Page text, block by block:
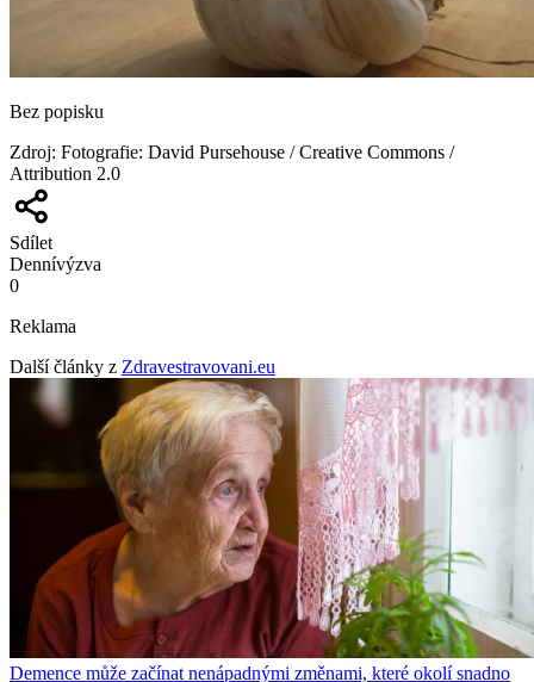
Bez popisku
Zdroj: Fotografie: David Pursehouse / Creative Commons /
Attribution 2.0
Sdílet
Dennívýzva
0
Reklama
Další články z Zdravestravovani.eu
Demence může začínat nenápadnými změnami, které okolí snadno